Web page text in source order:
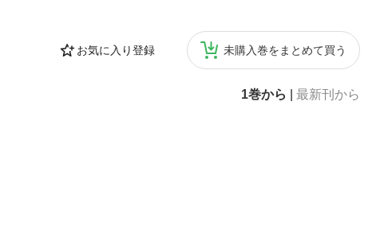
お気に入り登録 未購入巻をまとめて買う
1巻から 最新刊から